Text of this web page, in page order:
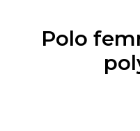
Polo